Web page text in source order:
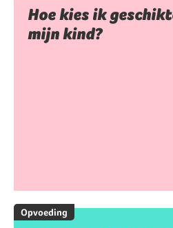
Hoe kies ik
mijn kind?
Opvoeding